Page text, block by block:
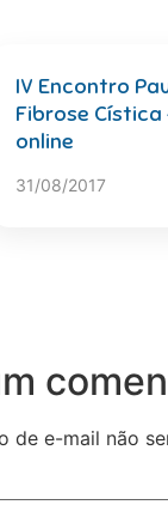
IV Encontro
Fibrose Cística
online
31/08/2017
de e-mail não